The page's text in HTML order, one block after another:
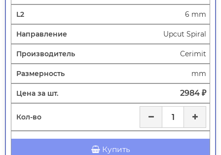
6 mm
Upcut Spiral
Cerimit
mm
2984 ₽
Купить